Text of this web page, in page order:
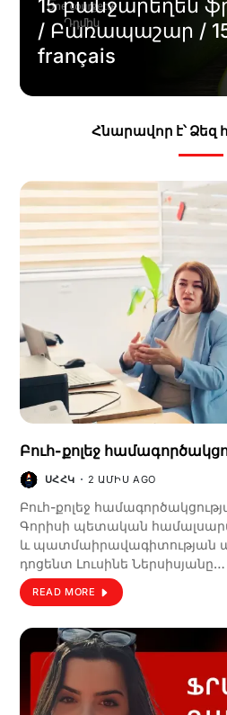
15 բանջարեղեն
/ Բառապաշար / 15
français
Հնարավոր է՝ Ձեզ
Բուհ-քոլեջ
ՍՀՀԿ 2 ԱՄԻՍ AGO
Բուհ-քոլեջ
Գորիսի պետական
և պատմաիրավագիտության
դոցենտ Լուսինե Ներսիսյանը…
READ MORE